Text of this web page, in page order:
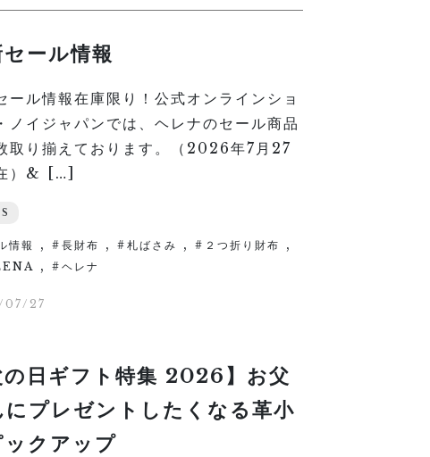
ール情報
ール情報在庫限り！公式オンラインショ
ノイジャパンでは、ヘレナのセール商品
取り揃えております。（2026年7月27
）& […]
情報 , 長財布 , 札ばさみ , ２つ折り財布 ,
, ヘレナ
07/27
の日ギフト特集 2026】お父
にプレゼントしたくなる革小
ックアップ